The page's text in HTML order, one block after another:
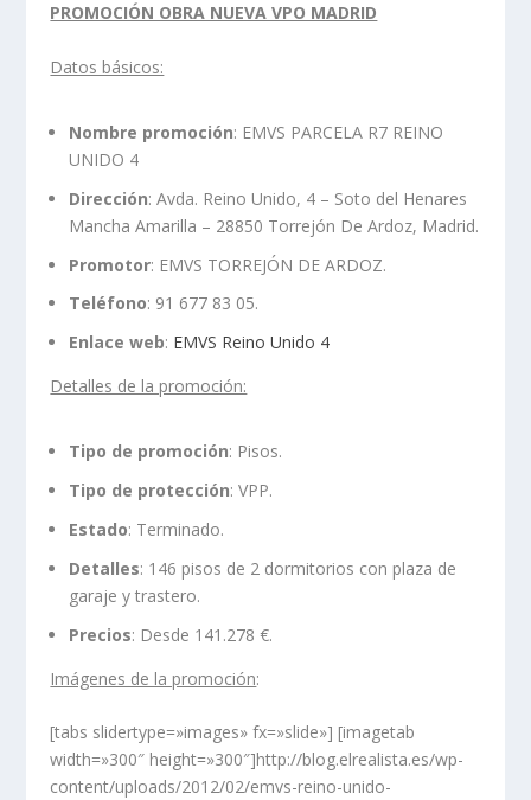
PROMOCIÓN OBRA NUEVA VPO MADRID
Datos básicos:
Nombre promoción: EMVS PARCELA R7 REINO
UNIDO 4
Dirección: Avda. Reino Unido, 4 – Soto del Henares
Mancha Amarilla – 28850 Torrejón De Ardoz, Madrid.
Promotor: EMVS TORREJÓN DE ARDOZ.
Teléfono: 91 677 83 05.
Enlace web: EMVS Reino Unido 4
Detalles de la promoción:
Tipo de promoción: Pisos.
Tipo de protección: VPP.
Estado: Terminado.
Detalles: 146 pisos de 2 dormitorios con plaza de
garaje y trastero.
Precios: Desde 141.278 €.
Imágenes de la promoción:
[tabs slidertype=»images» fx=»slide»] [imagetab
width=»300″ height=»300″]http://blog.elrealista.es/wp-
content/uploads/2012/02/emvs-reino-unido-